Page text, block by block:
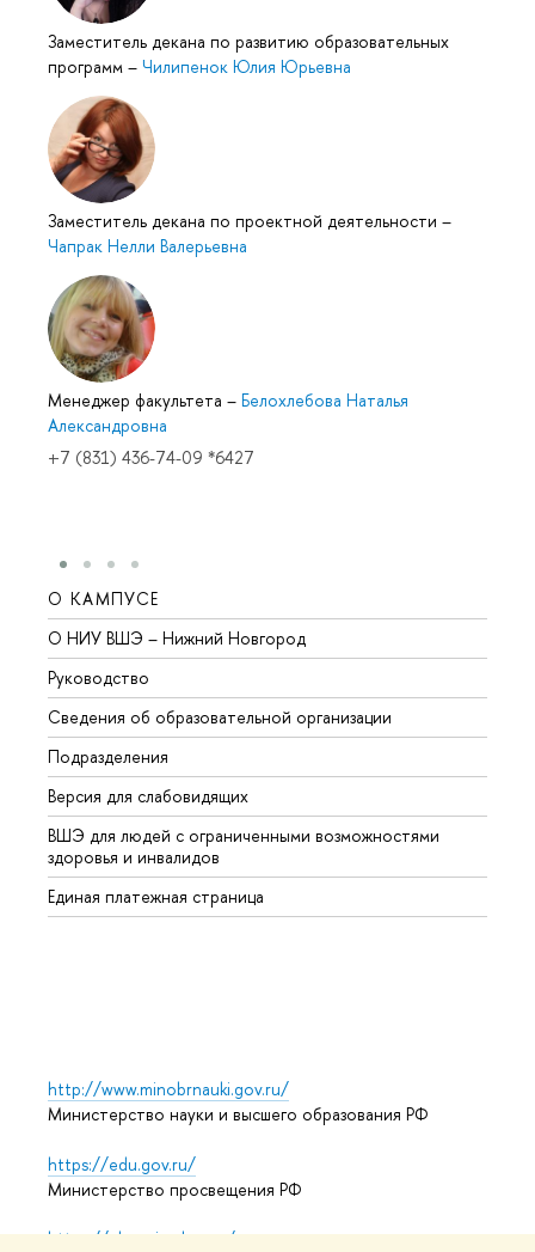
Заместитель декана по развитию образовательных
программ – Чилипенок Юлия Юрьевна
Заместитель декана по проектной деятельности –
Чапрак Нелли Валерьевна
Менеджер факультета – Белохлебова Наталья
Александровна
+7 (831) 436-74-09 *6427
О КАМПУСЕ
О НИУ ВШЭ – Нижний Новгород
Руководство
Сведения об образовательной организации
Подразделения
Версия для слабовидящих
ВШЭ для людей с ограниченными возможностями
здоровья и инвалидов
Единая платежная страница
http://www.minobrnauki.gov.ru/
Министерство науки и высшего образования РФ
https://edu.gov.ru/
Министерство просвещения РФ
https://elearning.hse.ru/mooc